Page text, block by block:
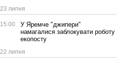
23 липня
15:00
У Яремче "джипери"
намагалися заблокувати роботу
екопосту
22 липня